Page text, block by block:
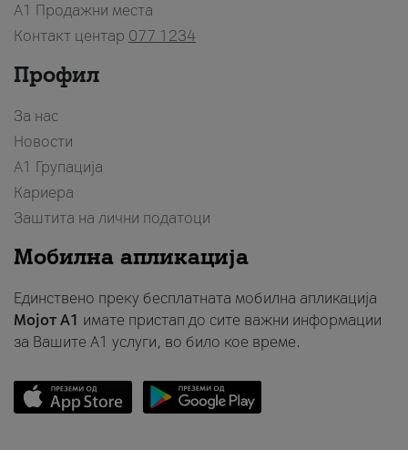
A1 Продажни места
Контакт центар 077 1234
Профил
За нас
Новости
А1 Групација
Кариера
Заштита на лични податоци
Мобилна апликација
Единствено преку бесплатната мобилна апликација
Мојот A1 имате пристап до сите важни информации
за Вашите A1 услуги, во било кое време.